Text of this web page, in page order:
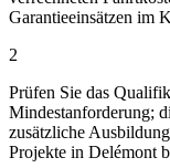
Garantieeinsätzen im
2
Prüfen Sie das
Mindestanforderung;
zusätzliche
Projekte in Delémont